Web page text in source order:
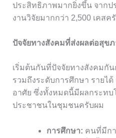
ประสิทธิภาพมากยิ่งขึ้น จาก
งานวิจัยมากกว่า 2,500 เคสค
ปัจจัยทางสังคมที่ส่งผลต่อสุข
เริ่มต้นกันที่ปัจจัยทางสังคมกั
รวมถึงระดับการศึกษา รายไ
อาศัย ซึ่งทั้งหมดนี้มีผลกระท
ประชาชนในชุมชนครับผม
การศึกษา: คนที่มีก